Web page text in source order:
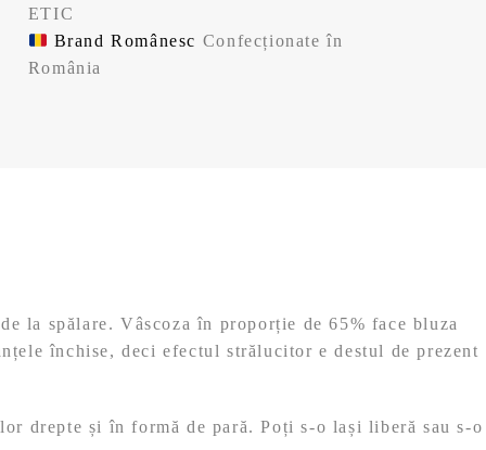
ETIC
Brand Românesc Confecționate în
România
la spălare. Vâscoza în proporție de 65% face bluza
închise, deci efectul strălucitor e destul de prezent
drepte și în formă de pară. Poți s-o lași liberă sau s-o